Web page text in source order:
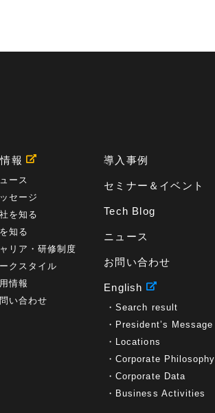
報
ース
セージ
を知る
知る
リア・研修制度
クスタイル
情報
い合わせ
導入事例
セミナー＆イベント
Tech Blog
ニュース
お問い合わせ
English
Search result
President’s Message
Locations
Corporate Philosophy
Corporate Data
Business Activities